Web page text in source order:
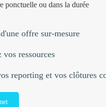
ponctuelle ou dans la durée
offre sur-mesure
ressources
reporting et vos clôtures